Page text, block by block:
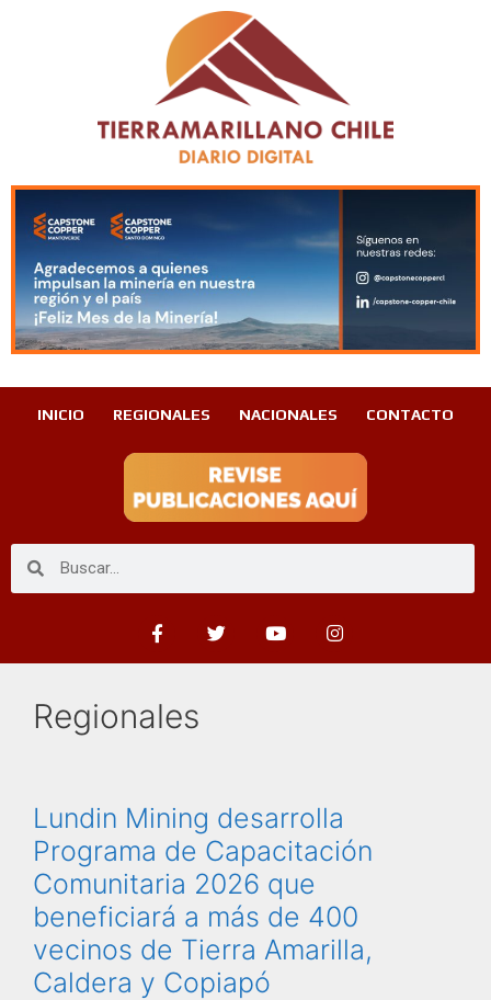
INICIO REGIONALES NACIONALES CONTACTO
Regionales
Lundin Mining desarrolla
Programa de Capacitación
Comunitaria 2026 que
beneficiará a más de 400
vecinos de Tierra Amarilla,
Caldera y Copiapó